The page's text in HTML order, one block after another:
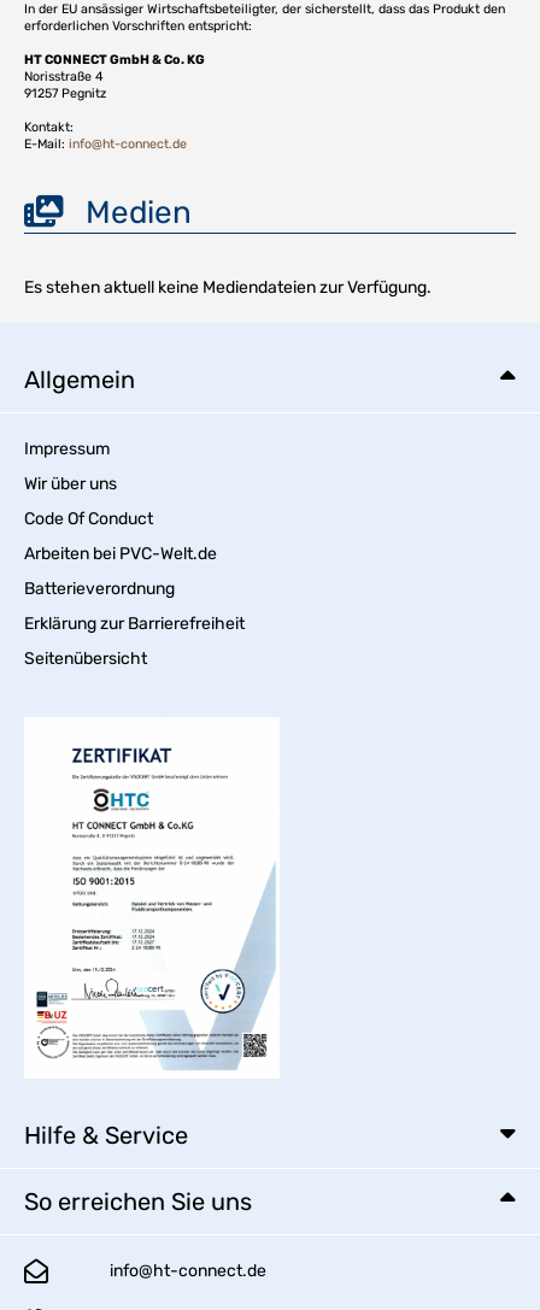
In der EU ansässiger Wirtschaftsbeteiligter, der sicherstellt, dass das Produkt den
erforderlichen Vorschriften entspricht:
HT CONNECT GmbH & Co. KG
Norisstraße 4
91257 Pegnitz
Kontakt:
E-Mail: info@ht-connect.de
Medien
Es stehen aktuell keine Mediendateien zur Verfügung.
Allgemein
Impressum
Wir über uns
Code Of Conduct
Arbeiten bei PVC-Welt.de
Batterieverordnung
Erklärung zur Barrierefreiheit
Seitenübersicht
Hilfe & Service
So erreichen Sie uns
info@ht-connect.de